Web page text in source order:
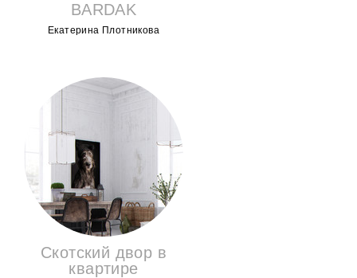
BARDAK
Екатерина Плотникова
Скотский двор в
квартире